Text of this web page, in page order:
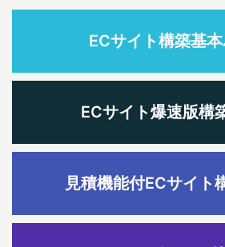
ECサイト構築基
ECサイト爆速版構
見積機能付ECサイト